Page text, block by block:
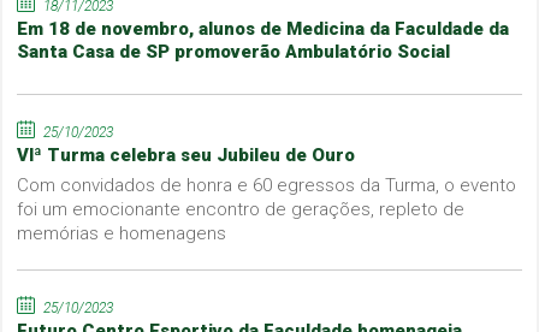
18/11/2023
Em 18 de novembro, alunos de Medicina da Faculdade da
Santa Casa de SP promoverão Ambulatório Social
25/10/2023
VIª Turma celebra seu Jubileu de Ouro
Com convidados de honra e 60 egressos da Turma, o evento
foi um emocionante encontro de gerações, repleto de
memórias e homenagens
25/10/2023